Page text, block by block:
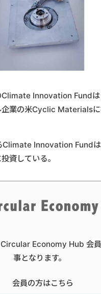
Innovation Fundは
企業の米Cyclic Materials
Climate Innovation Fund
資している。
Circular Economy Hub 会
事となります。
会員の方はこちら